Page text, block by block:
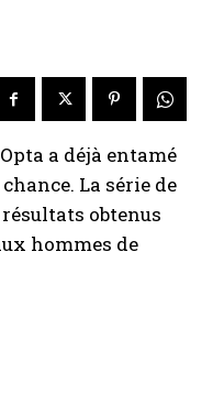
a déjà entamé
La série de
obtenus
hommes de